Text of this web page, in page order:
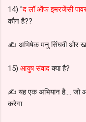
14) "द लॉ ऑफ इमरजेंसी
कौन है??
✍️ अभिषेक मनु सिंघवी और
15) आयुष संवादक्या है?
✍️ यह एक अभियान है.... जो
करेगा.